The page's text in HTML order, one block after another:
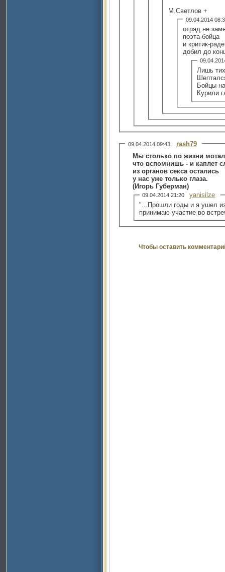
М.Светлов +
09.04.2014
отряд не
поэта-бойца
и критик-
добил до
Лишь
Бойцы
Курили
09.04.2014 09:43
rash79
Мы столько по жизни
что вспомнишь - и каплет
из органов секса остались
у нас уже только глаза.
(Игорь Губерман)
09.04.2014 21:20
yanisilze
"...Прошли годы и я ушел
принимаю участие во
Чтобы оставить